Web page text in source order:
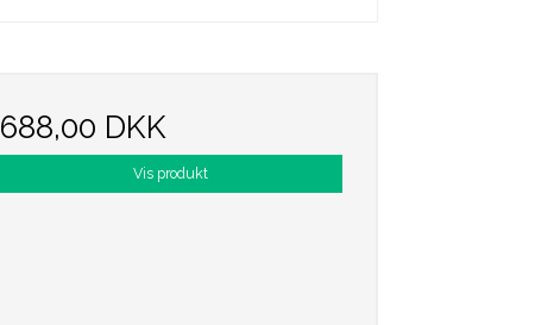
688,00 DKK
Vis produkt